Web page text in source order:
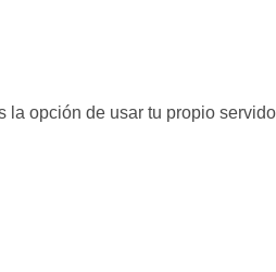
opción de usar tu propio